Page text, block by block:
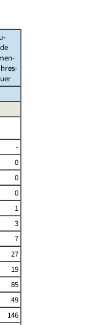
-
0
0
0
1
3
7
27
19
85
49
146